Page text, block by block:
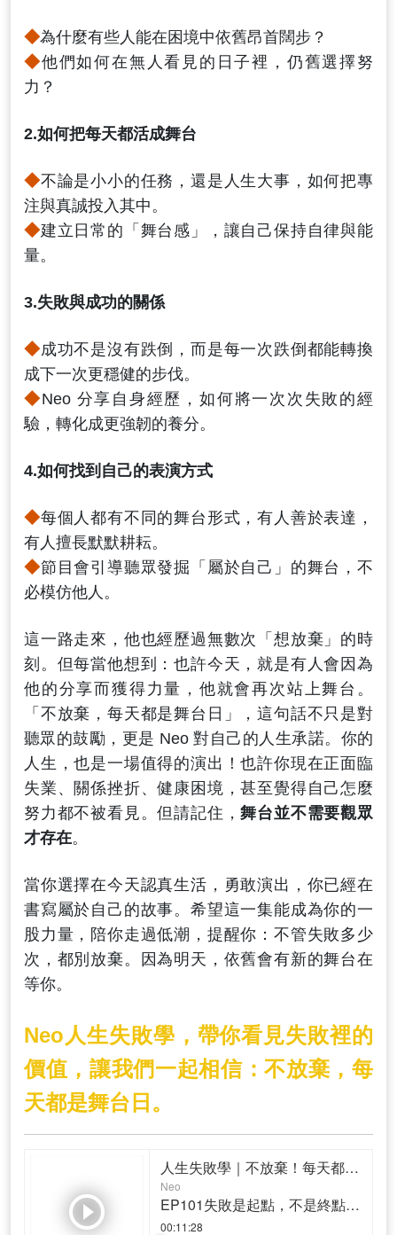
◆為什麼有些人能在困境中依舊昂首闊步？
◆他們如何在無人看見的日子裡，仍舊選擇努
力？
2.如何把每天都活成舞台
◆不論是小小的任務，還是人生大事，如何把專
注與真誠投入其中。
◆建立日常的「舞台感」，讓自己保持自律與能
量。
3.失敗與成功的關係
◆成功不是沒有跌倒，而是每一次跌倒都能轉換
成下一次更穩健的步伐。
◆Neo 分享自身經歷，如何將一次次失敗的經
驗，轉化成更強韌的養分。
4.如何找到自己的表演方式
◆每個人都有不同的舞台形式，有人善於表達，
有人擅長默默耕耘。
◆節目會引導聽眾發掘「屬於自己」的舞台，不
必模仿他人。
這一路走來，他也經歷過無數次「想放棄」的時
刻。但每當他想到：也許今天，就是有人會因為
他的分享而獲得力量，他就會再次站上舞台。
「不放棄，每天都是舞台日」，這句話不只是對
聽眾的鼓勵，更是 Neo 對自己的人生承諾。你的
人生，也是一場值得的演出！也許你現在正面臨
失業、關係挫折、健康困境，甚至覺得自己怎麼
努力都不被看見。但請記住，舞台並不需要觀眾
才存在。
當你選擇在今天認真生活，勇敢演出，你已經在
書寫屬於自己的故事。希望這一集能成為你的一
股力量，陪你走過低潮，提醒你：不管失敗多少
次，都別放棄。因為明天，依舊會有新的舞台在
等你。
Neo人生失敗學，帶你看見失敗裡的
價值，讓我們一起相信：不放棄，每
天都是舞台日。